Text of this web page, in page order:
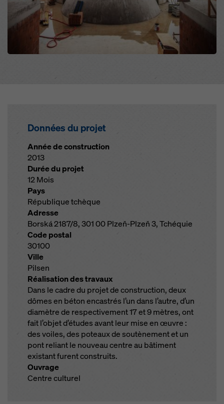
Données du projet
Année de construction
2013
Durée du projet
12 Mois
Pays
République tchèque
Adresse
Borská 2187/8, 301 00 Plzeň-Plzeň 3, Tchéquie
Code postal
30100
Ville
Pilsen
Réalisation des travaux
Dans le cadre du projet de construction, deux
dômes en béton encastrés l’un dans l’autre, d’un
diamètre de respectivement 17 et 9 mètres, ont
fait l’objet d’études avant leur mise en œuvre :
des voiles, des poteaux de soutènement et un
pont reliant le nouveau centre au bâtiment
existant furent construits.
Ouvrage
Centre culturel